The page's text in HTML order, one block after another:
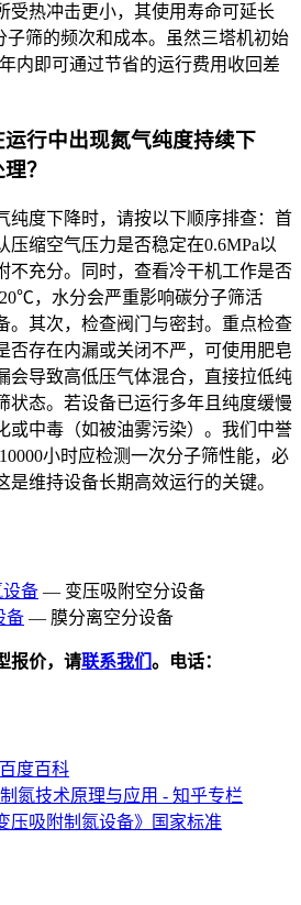
受热冲击更小，其使用寿命可延长
子筛的频次和成本。虽然三塔机初始
内即可通过节省的运行费用收回差
行中出现氮气纯度持续下
？
纯度下降时，请按以下顺序排查：首
压缩空气压力是否稳定在0.6MPa以
不充分。同时，查看冷干机工作是否
，水分会严重影响碳分子筛活
。其次，检查阀门与密封。重点检查
否存在内漏或关闭不严，可使用肥皂
会导致高低压气体混合，直接拉低纯
状态。若设备已运行多年且纯度缓慢
或中毒（如被油雾污染）。我们中誉
小时应检测一次分子筛性能，必
维持设备长期高效运行的关键。
备 — 变压吸附空分设备
备 — 膜分离空分设备
报价，请联系我们 。电话：
度百科
氮技术原理与应用 - 知乎专栏
压吸附制氮设备》国家标准